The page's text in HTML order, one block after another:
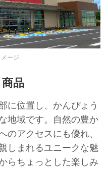
ージ
品
に位置し、かんぴょう
地域です。自然の豊か
のアクセスにも優れ、
しまれるユニークな魅
らちょっとした楽しみ